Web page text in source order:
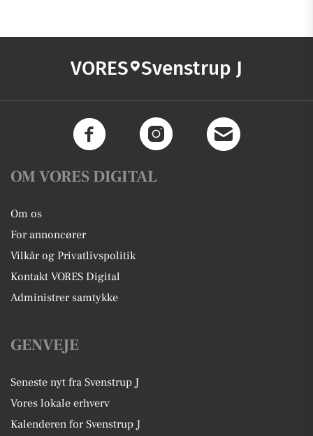
VORES Svenstrup J
OM VORES DIGITAL
Om os
For annoncører
Vilkår og Privatlivspolitik
Kontakt VORES Digital
Administrer samtykke
GENVEJE
Seneste nyt fra Svenstrup J
Vores lokale erhverv
Kalenderen for Svenstrup J